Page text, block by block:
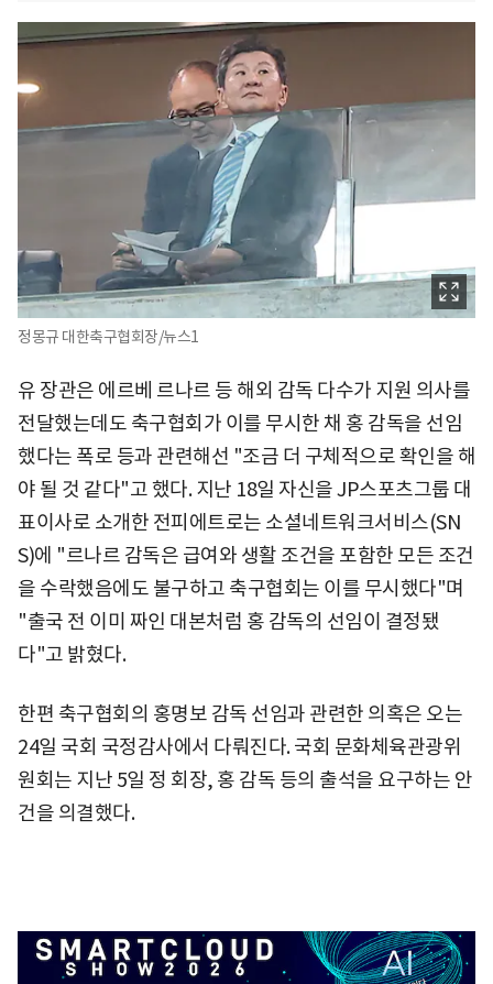
정몽규 대한축구협회장/뉴스1
유 장관은 에르베 르나르 등 해외 감독 다수가 지원 의사를
전달했는데도 축구협회가 이를 무시한 채 홍 감독을 선임
했다는 폭로 등과 관련해선 "조금 더 구체적으로 확인을 해
야 될 것 같다"고 했다. 지난 18일 자신을 JP스포츠그룹 대
표이사로 소개한 전피에트로는 소셜네트워크서비스(SN
S)에 "르나르 감독은 급여와 생활 조건을 포함한 모든 조건
을 수락했음에도 불구하고 축구협회는 이를 무시했다"며
"출국 전 이미 짜인 대본처럼 홍 감독의 선임이 결정됐
다"고 밝혔다.
한편 축구협회의 홍명보 감독 선임과 관련한 의혹은 오는
24일 국회 국정감사에서 다뤄진다. 국회 문화체육관광위
원회는 지난 5일 정 회장, 홍 감독 등의 출석을 요구하는 안
건을 의결했다.